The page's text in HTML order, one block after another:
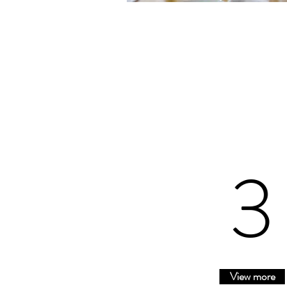
3
View more